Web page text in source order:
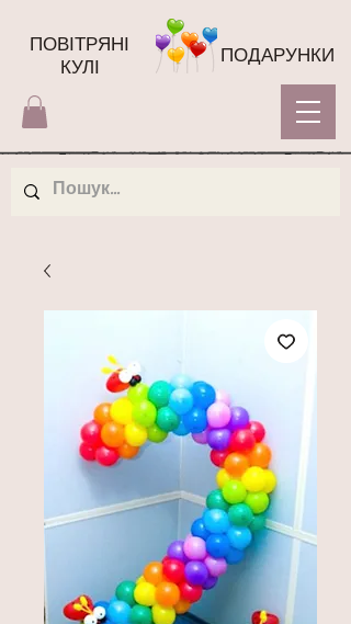
ПОВІТРЯНІ
КУЛІ
ПОДАРУНКИ